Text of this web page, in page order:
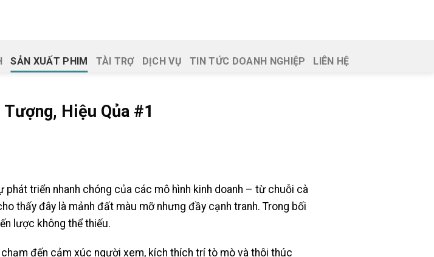
SẢN XUẤT PHIM TÀI TRỢ DỊCH VỤ TIN TỨC DOANH NGHIỆP LIÊN HỆ
Hiệu Qủa #1
phát triển nhanh chóng của các mô hình kinh doanh – từ chuỗi cà
thấy đây là mảnh đất màu mỡ nhưng đầy cạnh tranh. Trong bối
lược không thể thiếu.
chạm đến cảm xúc người xem, kích thích trí tò mò và thôi thúc